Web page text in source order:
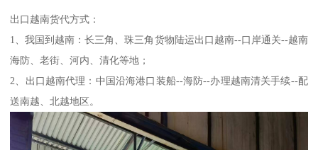
出口越南货代方式：
1、我国到越南：长三角、珠三角货物陆运出口越南--口岸通关--越南
海防、老街、河内、清化等地；
2、出口越南代理：中国沿海港口装船--海防--办理越南清关手续--配
送南越、北越地区。